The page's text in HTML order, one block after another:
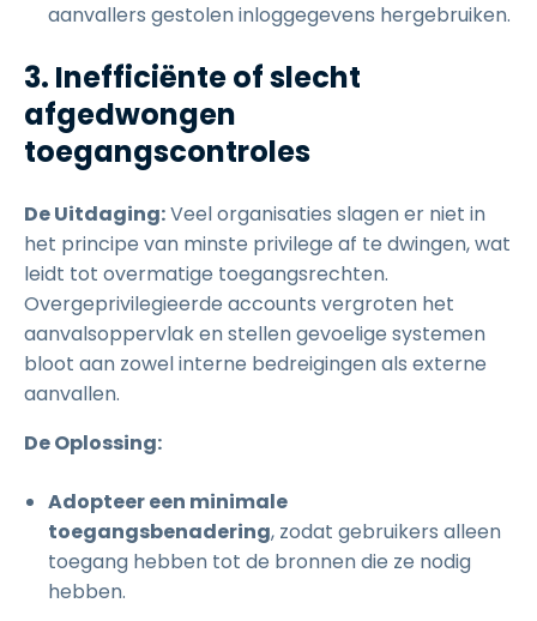
aanvallers gestolen inloggegevens hergebruiken.
3. Inefficiënte of slecht
afgedwongen
toegangscontroles
De Uitdaging:Veel organisaties slagen er niet in
het principe van minste privilege af te dwingen, wat
leidt tot overmatige toegangsrechten.
Overgeprivilegieerde accounts vergroten het
aanvalsoppervlak en stellen gevoelige systemen
bloot aan zowel interne bedreigingen als externe
aanvallen.
De Oplossing:
Adopteer een minimale
toegangsbenadering, zodat gebruikers alleen
toegang hebben tot de bronnen die ze nodig
hebben.